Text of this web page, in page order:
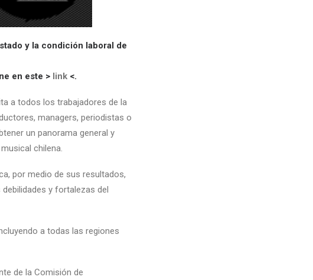
y la condición laboral de
en este > link <.
a todos los trabajadores de la
managers, periodistas o
un panorama general y
chilena.
por medio de sus resultados,
y fortalezas del
a todas las regiones
de la Comisión de